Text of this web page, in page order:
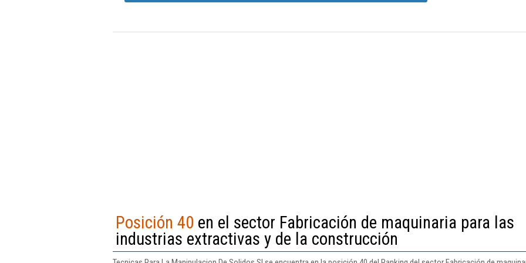
Posición 40 en el sector Fabricación de maquinaria para las
industrias extractivas y de la construcción